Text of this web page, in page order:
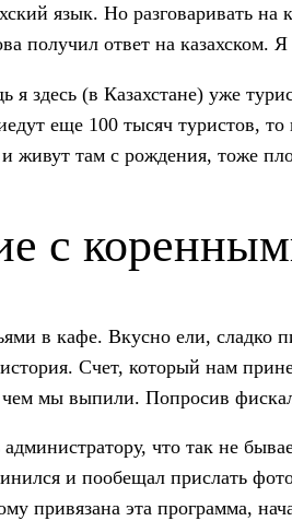
язык. Но разговаривать
получил ответ на казахском. Я
я здесь (в Казахстане) уже
еще 100 тысяч туристов,
живут там с рождения, тоже
с
в кафе. Вкусно ели, сладко
история. Счет, который нам
мы выпили. Попросив
администратору, что так не
и пообещал прислать
привязана эта программа,